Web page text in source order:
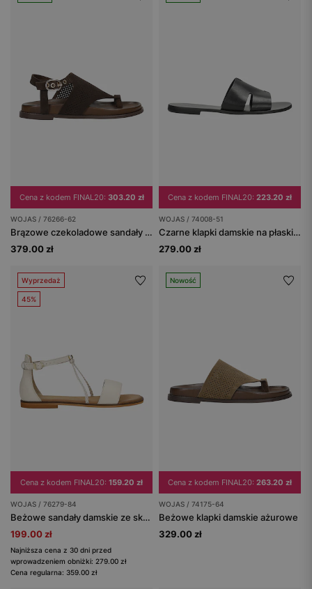
Cena z kodem FINAL20: 303.20 zł
WOJAS / 76266-62
Brązowe czekoladowe sandały damskie ażurowe
379.00 zł
Cena z kodem FINAL20: 223.20 zł
WOJAS / 74008-51
Czarne klapki damskie na płaskiej podeszwie
279.00 zł
Wyprzedaż
45%
Cena z kodem FINAL20: 159.20 zł
WOJAS / 76279-84
Beżowe sandały damskie ze skóry licowej
199.00 zł
Najniższa cena z 30 dni przed
wprowadzeniem obniżki: 279.00 zł
Cena regularna: 359.00 zł
Nowość
Cena z kodem FINAL20: 263.20 zł
WOJAS / 74175-64
Beżowe klapki damskie ażurowe
329.00 zł